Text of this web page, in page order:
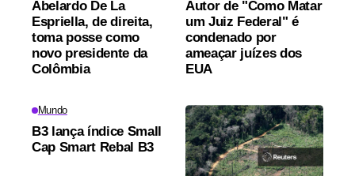
Abelardo De La
Espriella, de direita,
toma posse como
novo presidente da
Colômbia
Autor de "Como Matar
um Juiz Federal" é
condenado por
ameaçar juízes dos
EUA
Mundo
B3 lança índice Small
Cap Smart Rebal B3